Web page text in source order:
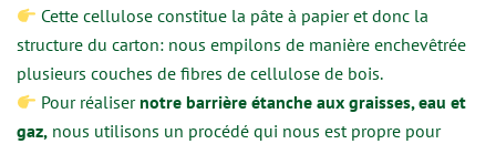
Cette cellulose constitue la pâte à papier et donc la
structure du carton: nous empilons de manière enchevêtrée
plusieurs couches de fibres de cellulose de bois.
Pour réalisernotre barrière étanche aux graisses, eau et
gaz, nous utilisons un procédé qui nous est propre pour